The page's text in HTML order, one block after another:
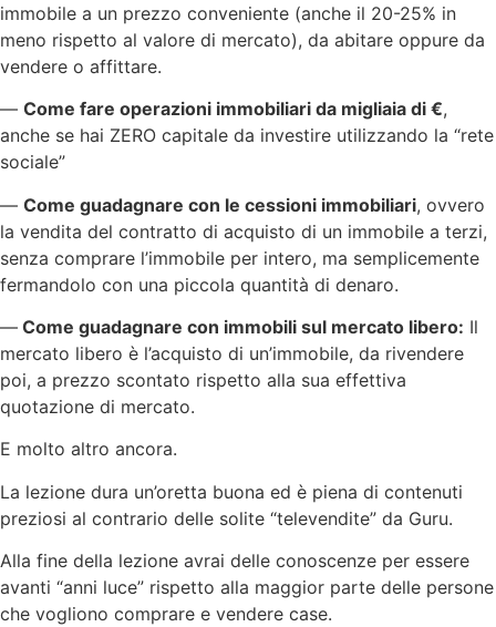
immobile a un prezzo conveniente (anche il 20-25% in
meno rispetto al valore di mercato), da abitare oppure da
vendere o affittare.
— Come fare operazioni immobiliari da migliaia di €,
anche se hai ZERO capitale da investire utilizzando la “rete
sociale”
— Come guadagnare con le cessioni immobiliari, ovvero
la vendita del contratto di acquisto di un immobile a terzi,
senza comprare l’immobile per intero, ma semplicemente
fermandolo con una piccola quantità di denaro.
— Come guadagnare con immobili sul mercato libero: Il
mercato libero è l’acquisto di un’immobile, da rivendere
poi, a prezzo scontato rispetto alla sua effettiva
quotazione di mercato.
E molto altro ancora.
La lezione dura un’oretta buona ed è piena di contenuti
preziosi al contrario delle solite “televendite” da Guru.
Alla fine della lezione avrai delle conoscenze per essere
avanti “anni luce” rispetto alla maggior parte delle persone
che vogliono comprare e vendere case.